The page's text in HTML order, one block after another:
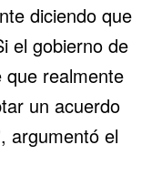
diciendo que
el gobierno de
que realmente
un acuerdo
argumentó el